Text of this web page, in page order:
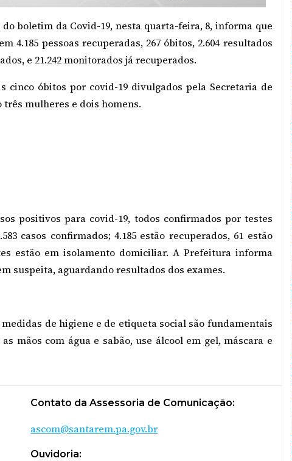
boletim da Covid-19, nesta quarta-feira, 8, informa que
4.185 pessoas recuperadas, 267 óbitos, 2.604 resultados
e 21.242 monitorados já recuperados.
óbitos por covid-19 divulgados pela Secretaria de
três mulheres e dois homens.
positivos para covid-19, todos confirmados por testes
casos confirmados; 4.185 estão recuperados, 61 estão
estão em isolamento domiciliar. A Prefeitura informa
suspeita, aguardando resultados dos exames.
de higiene e de etiqueta social são fundamentais
mãos com água e sabão, use álcool em gel, máscara e
Contato da Assessoria de Comunicação:
ascom@santarem.pa.gov.br
Ouvidoria: